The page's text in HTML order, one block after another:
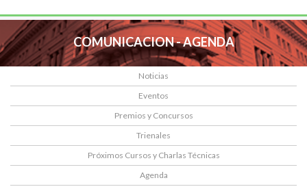
COMUNICACION - AGENDA
Noticias
Eventos
Premios y Concursos
Trienales
Próximos Cursos y Charlas Técnicas
Agenda